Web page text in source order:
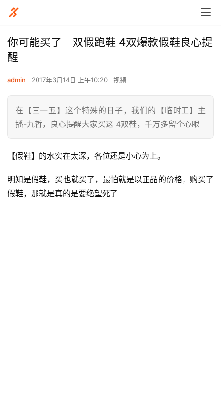
你可能买了一双假跑鞋 4双爆款假鞋良心提
醒
admin 2017年3月14日 上午10:20 视频
在【三一五】这个特殊的日子，我们的【临时工】主
播-九哲，良心提醒大家买这 4双鞋，千万多留个心眼
【假鞋】的水实在太深，各位还是小心为上。
明知是假鞋，买也就买了，最怕就是以正品的价格，购买了
假鞋，那就是真的是要绝望死了